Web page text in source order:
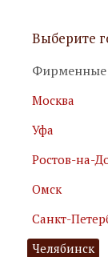
Я принимаю
Я соглашаюсь
данных
Выберите
Фирменные
Москва
Уфа
Ростов-на-
Омск
Санкт-
Челябинск